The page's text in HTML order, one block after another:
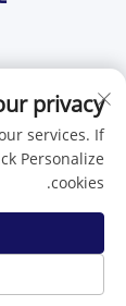
بينغدي،
هاتف:+86-15986647296
البريد
حقوق النسخ
privacy
services. If
Personalize
cookies.